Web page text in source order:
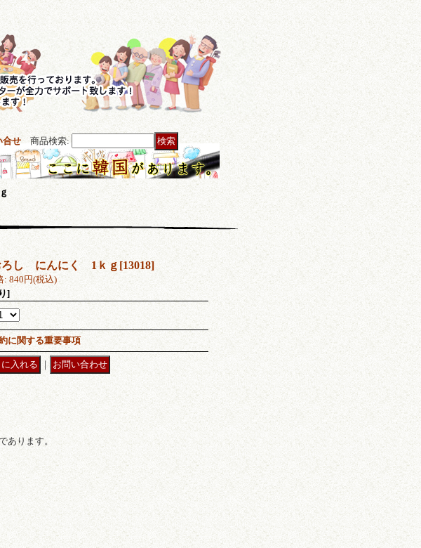
合せ 商品検索:
ろし にんにく 1ｋｇ [13018]
: 840円(税込)
]
に関する重要事項
｜
あります。